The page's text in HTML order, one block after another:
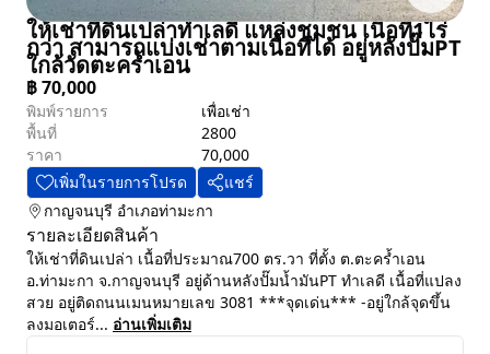
ให้เช่าที่ดินเปล่าทำเลดี แหล่งชุมชน เนื้อที่1ไร่
กว่า สามารถแบ่งเช่าตามเนื้อที่ได้ อยู่หลังปั๊มPT
ใกล้วัดตะคร้ำเอน
฿70,000
พิมพ์รายการ
เพื่อเช่า
พื้นที่
2800
ราคา
70,000
เพิ่มในรายการโปรด
แชร์
กาญจนบุรี อำเภอท่ามะกา
รายละเอียดสินค้า
ให้เช่าที่ดินเปล่า เนื้อที่ประมาณ700 ตร.วา ที่ตั้ง ต.ตะคร้ำเอน
อ.ท่ามะกา จ.กาญจนบุรี อยู่ด้านหลังปั๊มน้ำมันPT ทำเลดี เนื้อที่แปลง
สวย อยู่ติดถนนเมนหมายเลข 3081 ***จุดเด่น*** -อยู่ใกล้จุดขึ้น
ลงมอเตอร์... อ่านเพิ่มเติม